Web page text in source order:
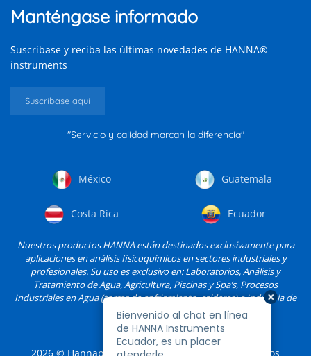
Manténgase informado
Suscríbase y reciba las últimas novedades de HANNA®
instruments
Suscríbase aquí
"Servicio y calidad marcan la diferencia"
México Guatemala
Costa Rica Ecuador
Nuestros productos HANNA están destinados exclusivamente para
aplicaciones en análisis fisicoquímicos en sectores industriales y
profesionales. Su uso es exclusivo en: Laboratorios, Análisis y
Tratamiento de Agua, Agricultura, Piscinas y Spa’s, Procesos
Industriales en Agua (torres de enfriamiento, calderas) e Industria de
Alimentos, entre otros.
2026 © Hannapro, S.A. de C.V. y sus filiales. Todos los